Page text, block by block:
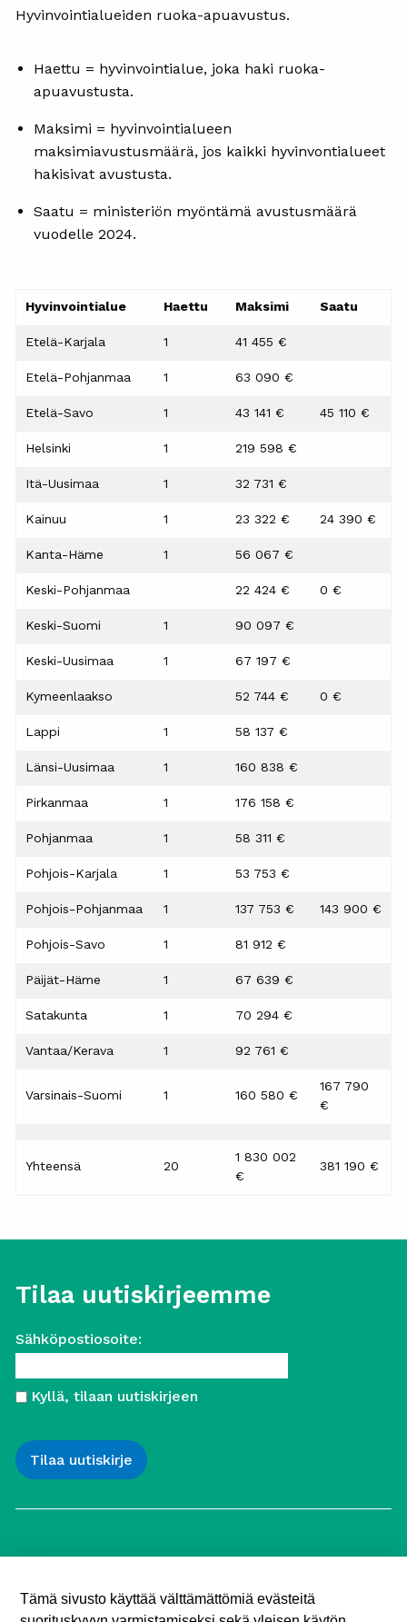
Hyvinvointialueiden ruoka-apuavustus.
Haettu = hyvinvointialue, joka haki ruoka-
apuavustusta.
Maksimi = hyvinvointialueen
maksimiavustusmäärä, jos kaikki hyvinvontialueet
hakisivat avustusta.
Saatu = ministeriön myöntämä avustusmäärä
vuodelle 2024.
Hyvinvointialue Haettu Maksimi Saatu
Etelä-Karjala 1 41 455 €
Etelä-Pohjanmaa 1 63 090 €
Etelä-Savo 1 43 141 € 45 110 €
Helsinki 1 219 598 €
Itä-Uusimaa 1 32 731 €
Kainuu 1 23 322 € 24 390 €
Kanta-Häme 1 56 067 €
Keski-Pohjanmaa 22 424 € 0 €
Keski-Suomi 1 90 097 €
Keski-Uusimaa 1 67 197 €
Kymeenlaakso 52 744 € 0 €
Lappi 1 58 137 €
Länsi-Uusimaa 1 160 838 €
Pirkanmaa 1 176 158 €
Pohjanmaa 1 58 311 €
Pohjois-Karjala 1 53 753 €
Pohjois-Pohjanmaa 1 137 753 € 143 900 €
Pohjois-Savo 1 81 912 €
Päijät-Häme 1 67 639 €
Satakunta 1 70 294 €
Vantaa/Kerava 1 92 761 €
Varsinais-Suomi 1 160 580 €
167 790
€
Yhteensä 20
1 830 002
€
381 190 €
Tilaa uutiskirjeemme
Sähköpostiosoite:
Kyllä, tilaan uutiskirjeen
00100 Helsinki
Tämä sivusto käyttää välttämättömiä evästeitä